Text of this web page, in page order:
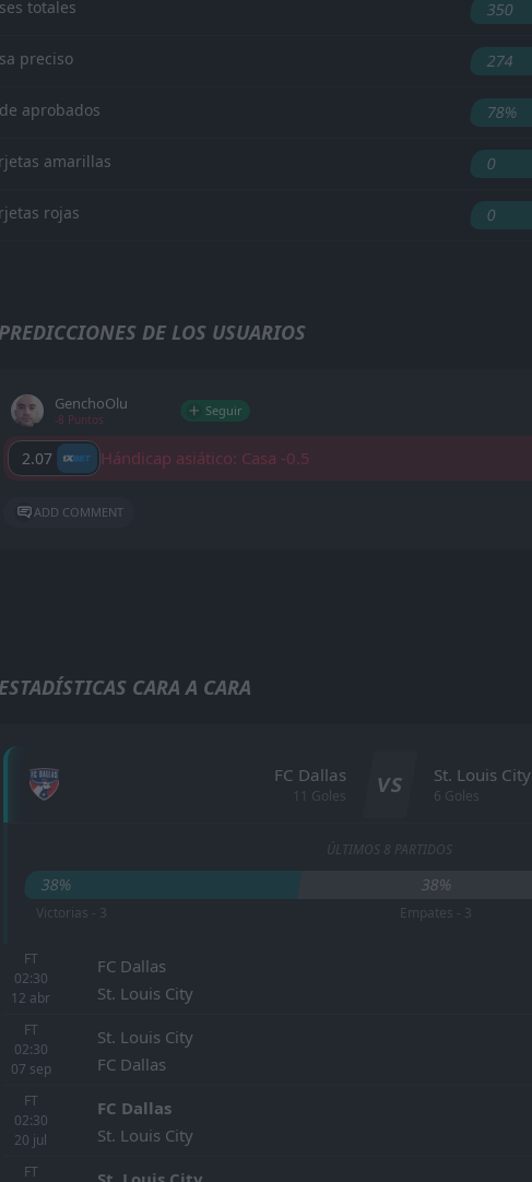
totales 350
preciso 274
aprobados 78%
amarillas 0
rojas 0
DE LOS USUARIOS
GenchoOlu
-8 Puntos
Seguir
2.07 Hándicap asiático: Casa -0.5
ADD COMMENT
CARA A CARA
FC Dallas
11 Goles VS St. Louis City
6 Goles
ÚLTIMOS 8 PARTIDOS
38% 38%
Victorias - 3 Empates - 3
FT
02:30
12 abr
FC Dallas
St. Louis City
FT
02:30
07 sep
St. Louis City
FC Dallas
FT
02:30
20 jul
FC Dallas
St. Louis City
FT